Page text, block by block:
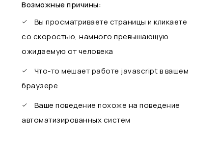
Возможные причины:
Вы просматриваете страницы и кликаете
со скоростью, намного превышающую
ожидаемую от человека
Что-то мешает работе javascript в вашем
браузере
Ваше поведение похоже на поведение
автоматизированных систем